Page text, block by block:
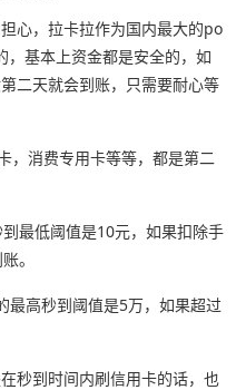
心，拉卡拉作为国内最大的po
，基本上资金都是安全的，如
二天就会到账，只需要耐心等
，消费专用卡等等，都是第二
最低阈值是10元，如果扣除手
。
最高秒到阈值是5万，如果超过
秒到时间内刷信用卡的话，也